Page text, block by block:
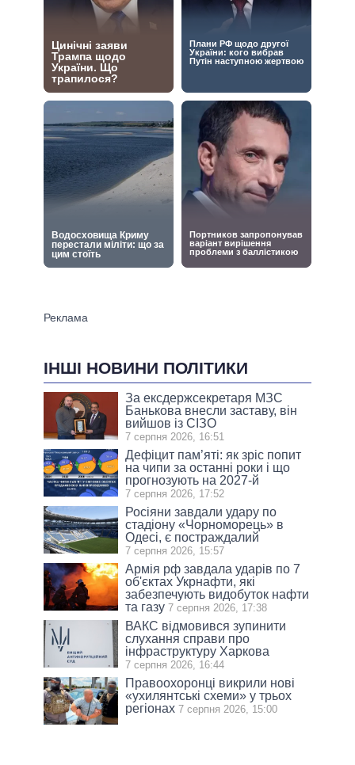
ІНШІ НОВИНИ ПОЛІТИКИ
За ексдержсекретаря МЗС
Банькова внесли заставу, він
вийшов із СІЗО
7 серпня 2026, 16:51
Дефіцит пам’яті: як зріс попит
на чипи за останні роки і що
прогнозують на 2027-й
7 серпня 2026, 17:52
Росіяни завдали удару по
стадіону «Чорноморець» в
Одесі, є постраждалий
7 серпня 2026, 15:57
Армія рф завдала ударів по 7
об'єктах Укрнафти, які
забезпечують видобуток нафти
та газу 7 серпня 2026, 17:38
ВАКС відмовився зупинити
слухання справи про
інфраструктуру Харкова
7 серпня 2026, 16:44
Правоохоронці викрили нові
«ухилянтські схеми» у трьох
регіонах 7 серпня 2026, 15:00